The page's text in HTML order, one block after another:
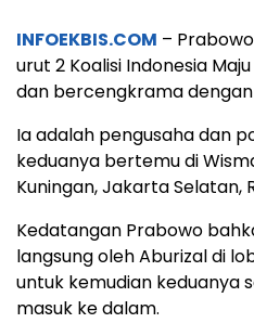
INFOEKBIS.COM –
urut 2 Koalisi Indonesia
dan bercengkrama
Ia adalah pengusaha dan
keduanya bertemu di
Kuningan, Jakarta Selatan,
Kedatangan Prabowo
langsung oleh Aburizal di
untuk kemudian keduanya
masuk ke dalam.